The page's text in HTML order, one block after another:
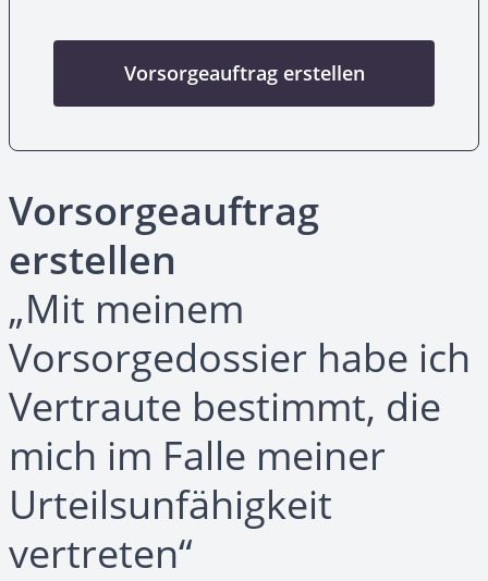
Vorsorgeauftrag
erstellen
„Mit meinem
Vorsorgedossier habe ich
Vertraute bestimmt, die
mich im Falle meiner
Urteilsunfähigkeit
vertreten“
Vorsorgeauftrag erstellen